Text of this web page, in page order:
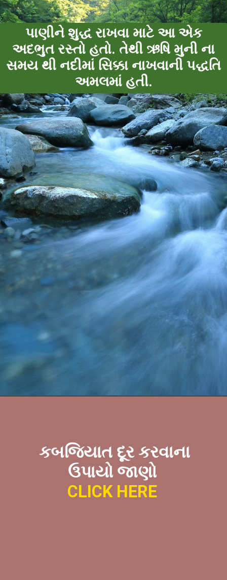
પાણીને શુદ્ધ રાખવા માટે આ એક
અદભુત રસ્તો હતો. તેથી ઋષિ મુની ના
સમય થી નદીમાં સિક્કા નાખવાની પદ્ધતિ
અમલમાં હતી.
કબજિયાત દૂર કરવાના
ઉપાયો જાણો
CLICK HERE